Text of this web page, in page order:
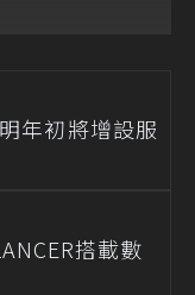
年初將增設服
搭載數